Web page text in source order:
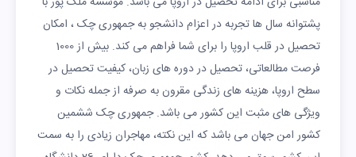
پشتوانه سال ها تجربه در اعزام دانشجو به جمهوری چک ، امکان
تحصیل در قلب اروپا را برای شما فراهم می کند. بیش از 1000
فرصت مطالعاتی، تحصیل در دوره های زبان، کیفیت تحصیل در
سطح اروپا، هزینه های زندگی مقرون به صرفه از جمله نکات و
ویژگی های مثبت این کشور می باشد. جمهوری چک ششمین
کشور امن جهان می باشد که این نکته، مهاجران زیادی را به سمت